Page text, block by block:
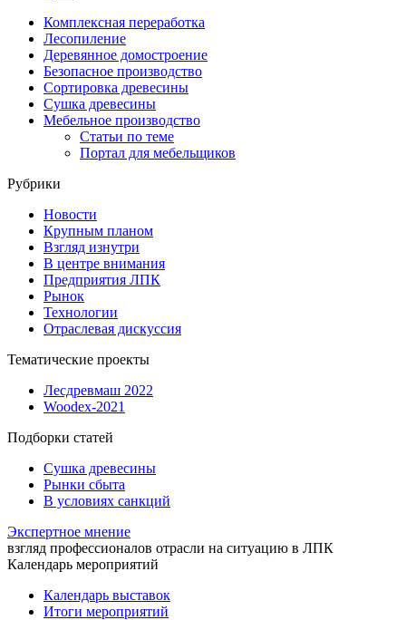
Комплексная переработка
Лесопиление
Деревянное домостроение
Безопасное производство
Сортировка древесины
Сушка древесины
Мебельное производство
Статьи по теме
Портал для мебельщиков
Рубрики
Новости
Крупным планом
Взгляд изнутри
В центре внимания
Предприятия ЛПК
Рынок
Технологии
Отраслевая дискуссия
Тематические проекты
Лесдревмаш 2022
Woodex-2021
Подборки статей
Сушка древесины
Рынки сбыта
В условиях санкций
Экспертное мнение
взгляд профессионалов отрасли на ситуацию в ЛПК
Календарь мероприятий
Календарь выставок
Итоги мероприятий